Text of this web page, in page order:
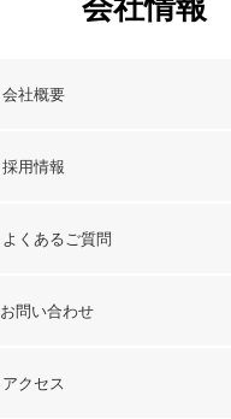
会社情報
会社概要
採用情報
よくあるご質問
お問い合わせ
アクセス